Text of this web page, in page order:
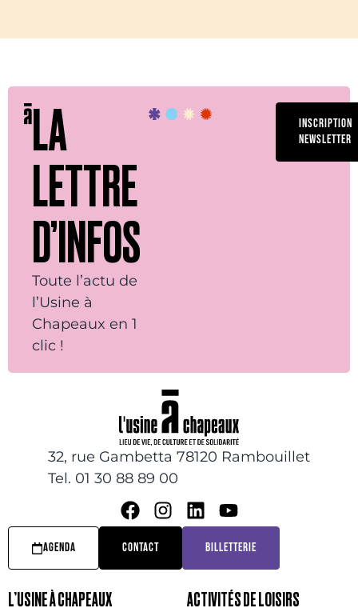
LA
LETTRE
D’INFOS
Toute l’actu de
l’Usine à
Chapeaux en 1
clic !
INSCRIPTION
NEWSLETTER
32, rue Gambetta 78120 Rambouillet
Tel. 01 30 88 89 00
AGENDA CONTACT BILLETTERIE
L’USINE À CHAPEAUX ACTIVITÉS DE LOISIRS